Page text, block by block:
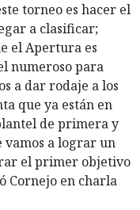
torneo es hacer el
a clasificar;
el Apertura es
numeroso para
a dar rodaje a los
que ya están en
de primera y
vamos a lograr un
el primer objetivo
Cornejo en charla